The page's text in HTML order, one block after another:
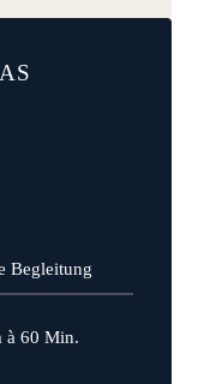
Begleitung
à 60 Min.